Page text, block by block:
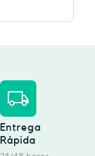
Entrega
Rápida